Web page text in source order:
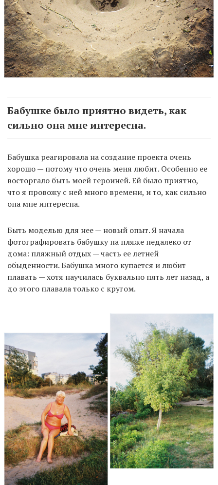
Бабушке было приятно видеть, как
сильно она мне интересна.
Бабушка реагировала на создание проекта очень
хорошо — потому что очень меня любит. Особенно ее
восторгало быть моей героиней. Ей было приятно,
что я провожу с ней много времени, и то, как сильно
она мне интересна.
Быть моделью для нее — новый опыт. Я начала
фотографировать бабушку на пляже недалеко от
дома: пляжный отдых — часть ее летней
обыденности. Бабушка много купается и любит
плавать — хотя научилась буквально пять лет назад, а
до этого плавала только с кругом.